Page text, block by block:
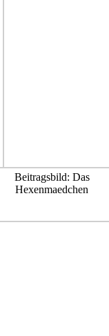
Beitragsbild: Das
Hexenmaedchen